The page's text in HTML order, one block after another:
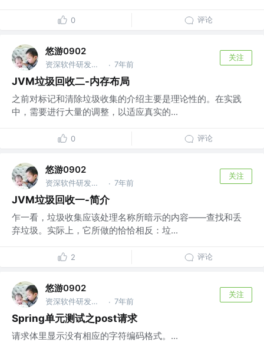
0 评论
悠游0902
资深软件研发工程师 @xiyin · 7年前
关注
JVM垃圾回收二-内存布局
之前对标记和清除垃圾收集的介绍主要是理论性的。在实践
中，需要进行大量的调整，以适应真实的...
0 评论
悠游0902
资深软件研发工程师 @xiyin · 7年前
关注
JVM垃圾回收一-简介
乍一看，垃圾收集应该处理名称所暗示的内容——查找和丢
弃垃圾。实际上，它所做的恰恰相反：垃...
2 评论
悠游0902
资深软件研发工程师 @xiyin · 7年前
关注
Spring单元测试之post请求
请求体里显示没有相应的字符编码格式。...